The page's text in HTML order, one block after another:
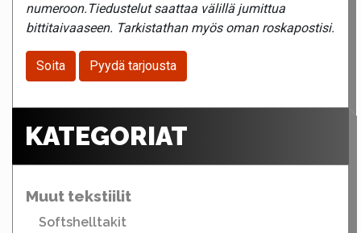
numeroon.Tiedustelut saattaa välillä jumittua
bittitaivaaseen. Tarkistathan myös oman roskapostisi.
Soita Pyydä tarjousta
KATEGORIAT
Muut tekstiilit
Softshelltakit